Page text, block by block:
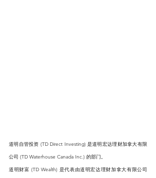
道明自管投资 (TD Direct Investing) 是道明宏达理财加拿大有限
公司 (TD Waterhouse Canada Inc.) 的部门。
道明财富 (TD Wealth) 是代表由道明宏达理财加拿大有限公司